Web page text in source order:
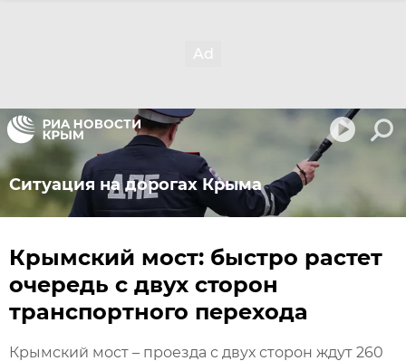
Ситуация на дорогах Крыма
Крымский мост: быстро растет
очередь с двух сторон
транспортного перехода
Крымский мост – проезда с двух сторон ждут 260